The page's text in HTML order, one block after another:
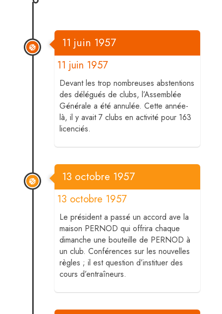
11 juin 1957
11 juin 1957
Devant les trop nombreuses abstentions
des délégués de clubs, l’Assemblée
Générale a été annulée. Cette année-
là, il y avait 7 clubs en activité pour 163
licenciés.
13 octobre 1957
13 octobre 1957
Le président a passé un accord ave la
maison PERNOD qui offrira chaque
dimanche une bouteille de PERNOD à
un club. Conférences sur les nouvelles
règles ; il est question d’instituer des
cours d’entraîneurs.